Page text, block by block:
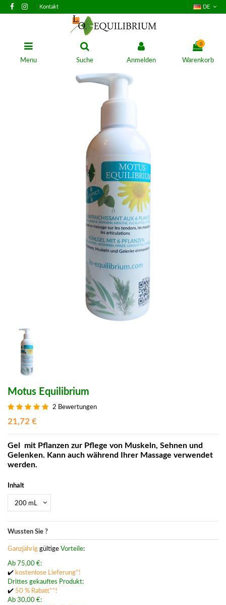
Kontakt DE
Menu Suche Anmelden
0
Warenkorb
Motus Equilibrium
2 Bewertungen
21,72 €
Gel mit Pflanzen zur Pflege von Muskeln, Sehnen und
Gelenken. Kann auch während Ihrer Massage verwendet
werden.
Inhalt
Wussten Sie ?
Ganzjährig gültige Vorteile:
Ab 75,00 €:
✔️ kostenlose Lieferung*!
Drittes gekauftes Produkt:
✔️ 50 % Rabatt**!
Ab 30,00 €: